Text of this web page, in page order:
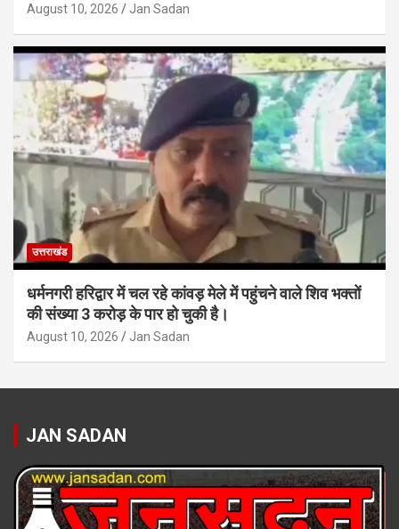
August 10, 2026 Jan Sadan
उत्तराखंड
धर्मनगरी हरिद्वार में चल रहे कांवड़ मेले में पहुंचने वाले शिव भक्तों
की संख्या 3 करोड़ के पार हो चुकी है।
August 10, 2026 Jan Sadan
JAN SADAN